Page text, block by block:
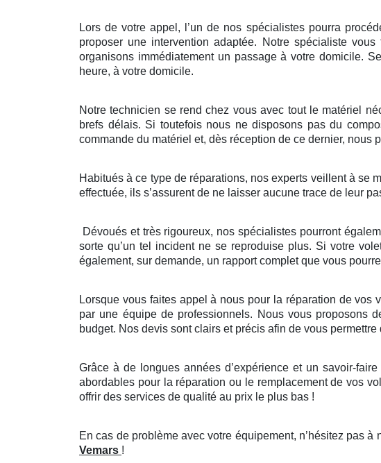
Lors de votre appel, l’un de nos spécialistes pourra
proposer une intervention adaptée. Notre spécialiste
organisons immédiatement un passage à votre domicile.
heure, à votre domicile.
Notre technicien se rend chez vous avec tout le matériel
brefs délais. Si toutefois nous ne disposons pas du
commande du matériel et, dès réception de ce dernier, nous
Habitués à ce type de réparations, nos experts veillent à se
effectuée, ils s’assurent de ne laisser aucune trace de leur
Dévoués et très rigoureux, nos spécialistes pourront
sorte qu’un tel incident ne se reproduise plus. Si votre
également, sur demande, un rapport complet que vous
Lorsque vous faites appel à nous pour la réparation de vos
par une équipe de professionnels. Nous vous proposons
budget. Nos devis sont clairs et précis afin de vous
Grâce à de longues années d’expérience et un savoir-
abordables pour la réparation ou le remplacement de vos
offrir des services de qualité au prix le plus bas !
En cas de problème avec votre équipement, n’hésitez pas
Vemars !